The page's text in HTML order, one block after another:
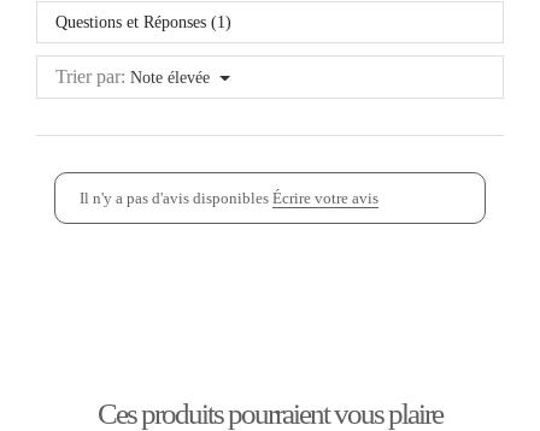
Questions et Réponses (1)
Trier par: Note élevée
Il n'y a pas d'avis disponibles Écrire votre avis
Ces produits pourraient vous plaire